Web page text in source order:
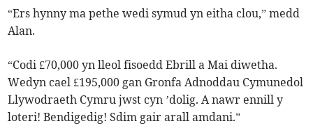
“Ers hynny ma pethe wedi symud yn eitha clou,” medd
Alan.
“Codi £70,000 yn lleol fisoedd Ebrill a Mai diwetha.
Wedyn cael £195,000 gan Gronfa Adnoddau Cymunedol
Llywodraeth Cymru jwst cyn ’dolig. A nawr ennill y
loteri! Bendigedig! Sdim gair arall amdani.”